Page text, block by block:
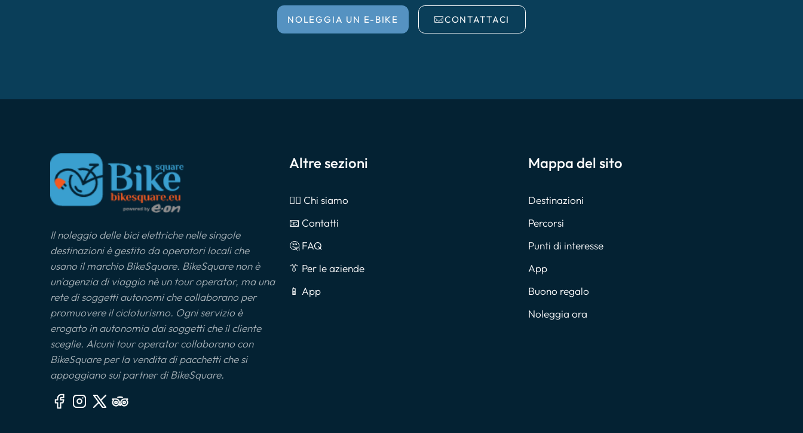
NOLEGGIA UN E-BIKE CONTATTACI
Il noleggio delle bici elettriche nelle singole
destinazioni è gestito da operatori locali che
usano il marchio BikeSquare. BikeSquare non è
un'agenzia di viaggio nè un tour operator, ma una
rete di soggetti autonomi che collaborano per
promuovere il cicloturismo. Ogni servizio è
erogato in autonomia dai soggetti che il cliente
sceglie. Alcuni tour operator collaborano con
BikeSquare per la vendita di pacchetti che si
appoggiano sui partner di BikeSquare.
Altre sezioni
🙎‍♂️ Chi siamo
📧 Contatti
🤔 FAQ
👔 Per le aziende
📱 App
Mappa del sito
Destinazioni
Percorsi
Punti di interesse
App
Buono regalo
Noleggia ora